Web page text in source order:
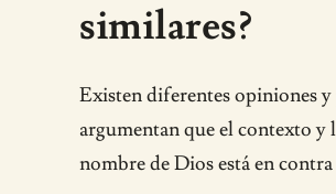
similares?
Existen diferentes opiniones
argumentan que el contexto y
nombre de Dios está en